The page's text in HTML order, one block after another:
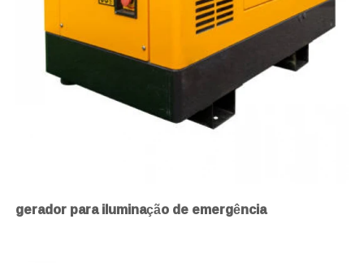
gerador para iluminação de emergência